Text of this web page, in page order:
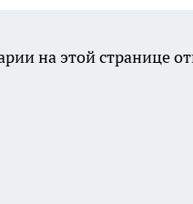
на этой странице